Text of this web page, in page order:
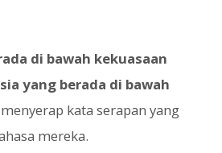
di bawah kekuasaan
yang berada di bawah
menyerap kata serapan yang
mereka.